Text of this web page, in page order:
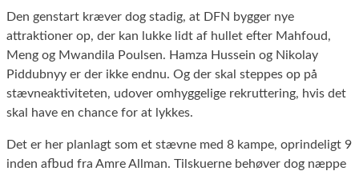
Den genstart kræver dog stadig, at DFN bygger nye
attraktioner op, der kan lukke lidt af hullet efter Mahfoud,
Meng og Mwandila Poulsen. Hamza Hussein og Nikolay
Piddubnyy er der ikke endnu. Og der skal steppes op på
stævneaktiviteten, udover omhyggelige rekruttering, hvis det
skal have en chance for at lykkes.
Det er her planlagt som et stævne med 8 kampe, oprindeligt 9
inden afbud fra Amre Allman. Tilskuerne behøver dog næppe